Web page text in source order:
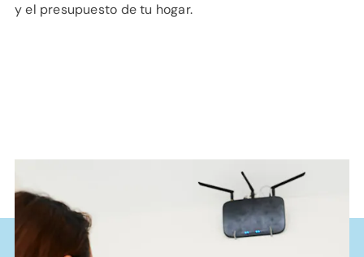
y el presupuesto de tu hogar.